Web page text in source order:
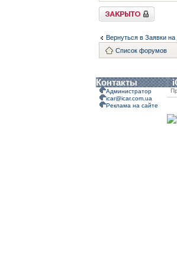
Закрыто
Вернуться в Заявки
Список форумов
Контакты
Администратор
icar@icar.com.ua
Реклама на сайте